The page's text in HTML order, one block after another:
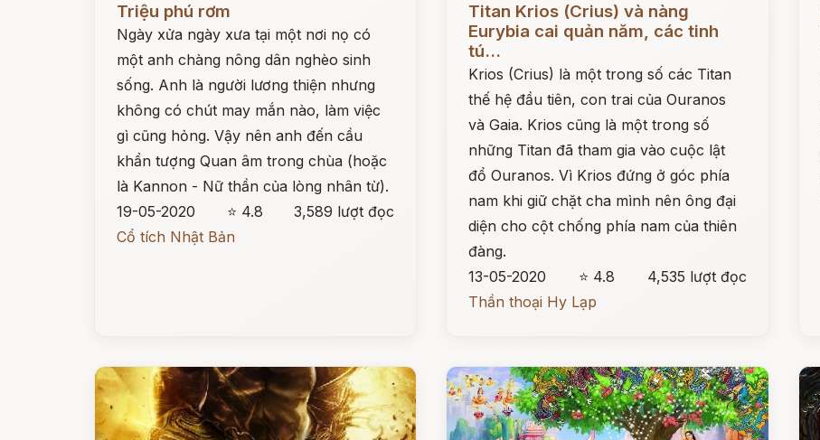
Triệu phú rơm
Ngày xửa ngày xưa tại một nơi nọ có
một anh chàng nông dân nghèo sinh
sống. Anh là người lương thiện nhưng
không có chút may mắn nào, làm việc
gì cũng hỏng. Vậy nên anh đến cầu
khẩn tượng Quan âm trong chùa (hoặc
là Kannon - Nữ thần của lòng nhân từ).
19-05-2020
⭐ 4.8
3,589 lượt đọc
Cổ tích Nhật Bản
Titan Krios (Crius) và nàng
Eurybia cai quản năm, các tinh
tú...
Krios (Crius) là một trong số các Titan
thế hệ đầu tiên, con trai của Ouranos
và Gaia. Krios cũng là một trong số
những Titan đã tham gia vào cuộc lật
đổ Ouranos. Vì Krios đứng ở góc phía
nam khi giữ chặt cha mình nên ông đại
diện cho cột chống phía nam của thiên
đàng.
13-05-2020
⭐ 4.8
4,535 lượt đọc
Thần thoại Hy Lạp